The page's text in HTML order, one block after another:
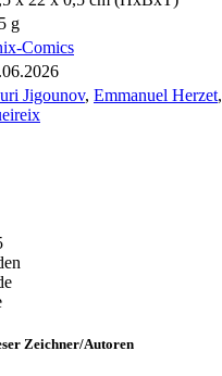
g
Comics
Jigounov, Emmanuel Herzet,
Zeichner/Autoren